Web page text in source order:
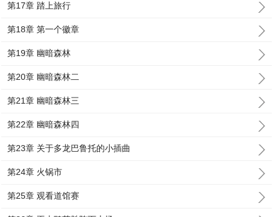
第17章 踏上旅行
第18章 第一个徽章
第19章 幽暗森林
第20章 幽暗森林二
第21章 幽暗森林三
第22章 幽暗森林四
第23章 关于多龙巴鲁托的小插曲
第24章 火锅市
第25章 观看道馆赛